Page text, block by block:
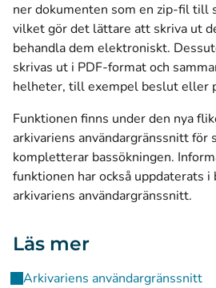
ner dokumenten som en zip-fil till
vilket gör det lättare att skriva ut
behandla dem elektroniskt.
skrivas ut i PDF-format och
helheter, till exempel beslut eller
Funktionen finns under den nya
arkivariens användargränssnitt för
kompletterar bassökningen.
funktionen har också uppdaterats
arkivariens användargränssnitt.
Läs mer
Arkivariens användargränssnitt